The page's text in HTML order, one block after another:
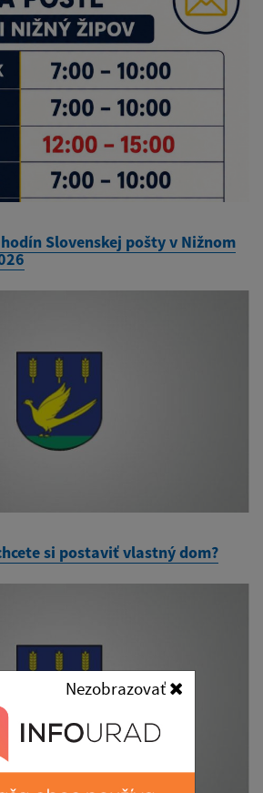
Nezobrazovať
Slovenskej pošty v Nižnom
si postaviť vlastný dom?